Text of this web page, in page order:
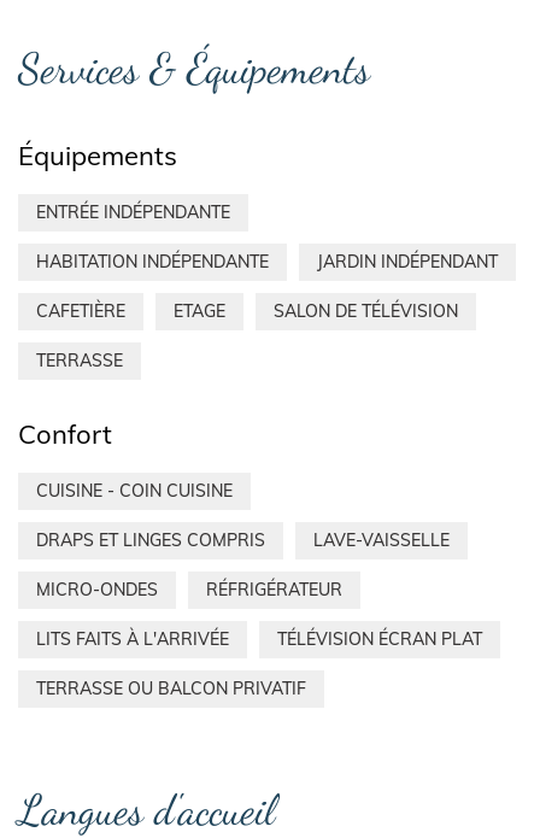
Services & Équipements
Équipements
ENTRÉE INDÉPENDANTE
HABITATION INDÉPENDANTE JARDIN INDÉPENDANT
CAFETIÈRE ETAGE SALON DE TÉLÉVISION
TERRASSE
Confort
CUISINE - COIN CUISINE
DRAPS ET LINGES COMPRIS LAVE-VAISSELLE
MICRO-ONDES RÉFRIGÉRATEUR
LITS FAITS À L'ARRIVÉE TÉLÉVISION ÉCRAN PLAT
TERRASSE OU BALCON PRIVATIF
Langues d'accueil